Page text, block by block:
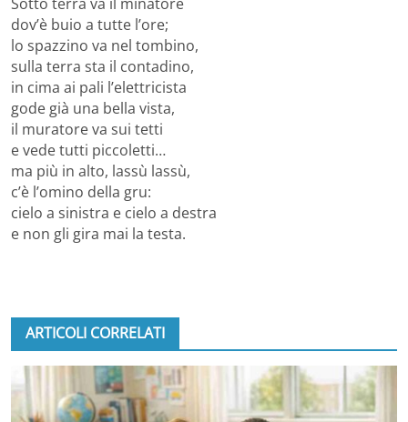
dov’è buio a tutte l’ore;
lo spazzino va nel tombino,
sulla terra sta il contadino,
in cima ai pali l’elettricista
gode già una bella vista,
il muratore va sui tetti
e vede tutti piccoletti…
ma più in alto, lassù lassù,
c’è l’omino della gru:
cielo a sinistra e cielo a destra
e non gli gira mai la testa.
ARTICOLI CORRELATI